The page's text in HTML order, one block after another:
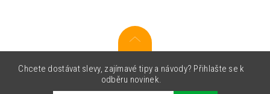
Chcete dostávat slevy, zajímavé tipy a návody? Přihlašte se k
odběru novinek.